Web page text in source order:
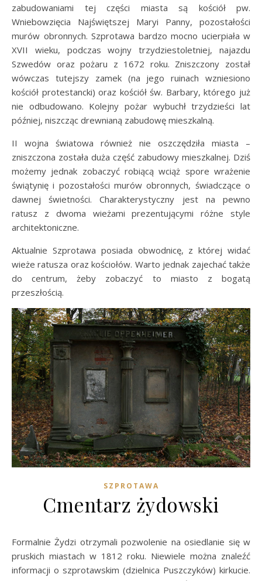
zabudowaniami tej części miasta są kościół pw.
Wniebowzięcia Najświętszej Maryi Panny, pozostałości
murów obronnych. Szprotawa bardzo mocno ucierpiała w
XVII wieku, podczas wojny trzydziestoletniej, najazdu
Szwedów oraz pożaru z 1672 roku. Zniszczony został
wówczas tutejszy zamek (na jego ruinach wzniesiono
kościół protestancki) oraz kościół św. Barbary, którego już
nie odbudowano. Kolejny pożar wybuchł trzydzieści lat
później, niszcząc drewnianą zabudowę mieszkalną.
II wojna światowa również nie oszczędziła miasta –
zniszczona została duża część zabudowy mieszkalnej. Dziś
możemy jednak zobaczyć robiącą wciąż spore wrażenie
świątynię i pozostałości murów obronnych, świadczące o
dawnej świetności. Charakterystyczny jest na pewno
ratusz z dwoma wieżami prezentującymi różne style
architektoniczne.
Aktualnie Szprotawa posiada obwodnicę, z której widać
wieże ratusza oraz kościołów. Warto jednak zajechać także
do centrum, żeby zobaczyć to miasto z bogatą
przeszłością.
SZPROTAWA
Cmentarz żydowski
Formalnie Żydzi otrzymali pozwolenie na osiedlanie się w
pruskich miastach w 1812 roku. Niewiele można znaleźć
informacji o szprotawskim (dzielnica Puszczyków) kirkucie.